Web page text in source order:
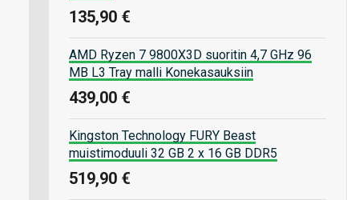
135,90 €
AMD Ryzen 7 9800X3D suoritin 4,7 GHz 96
MB L3 Tray malli Konekasauksiin
439,00 €
Kingston Technology FURY Beast
muistimoduuli 32 GB 2 x 16 GB DDR5
519,90 €